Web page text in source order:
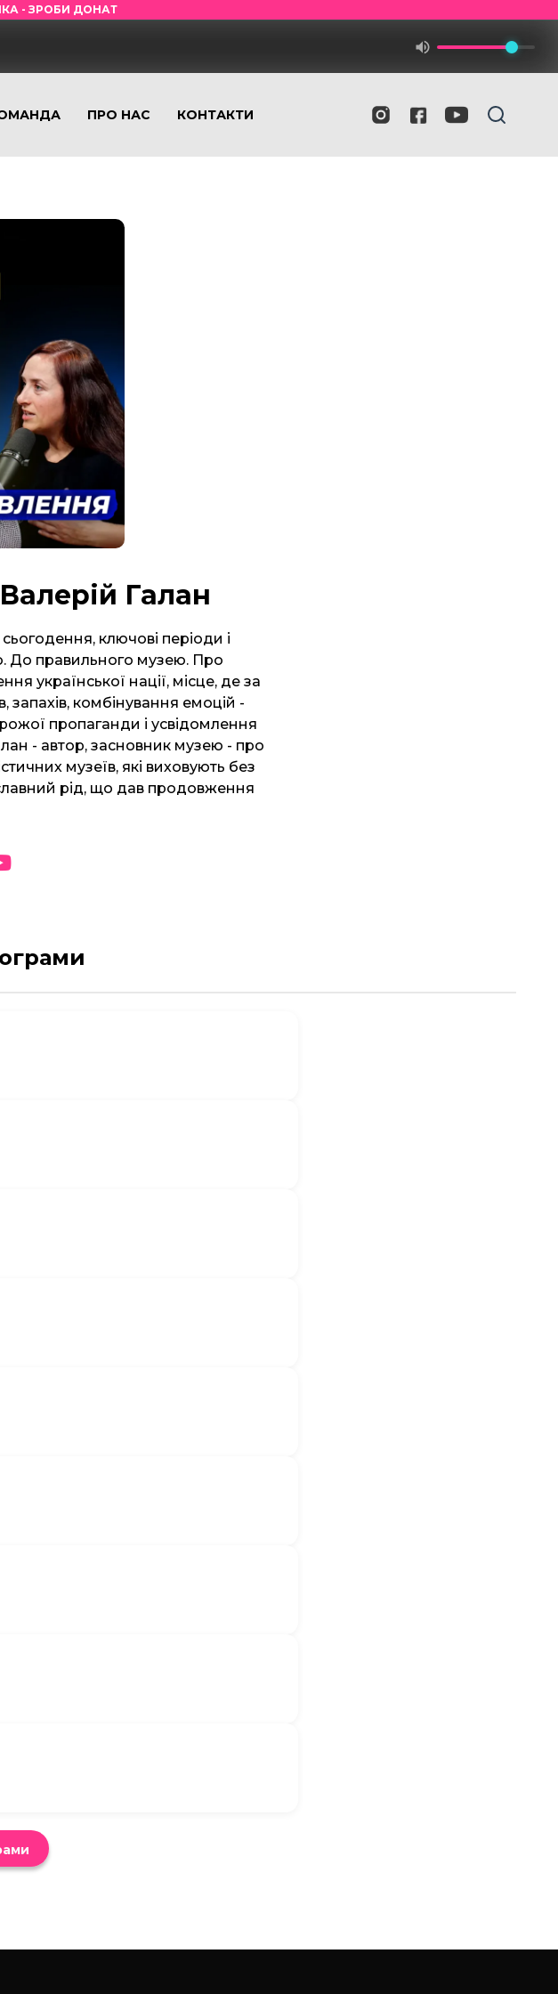
- ЗРОБИ ДОНАТ
ПРО НАС КОНТАКТИ
Галан
ключові періоди і
До правильного музею. Про
української нації, місце, де за
комбінування емоцій -
пропаганди і усвідомлення
- автор, засновник музею - про
музеїв, які виховують без
рід, що дав продовження